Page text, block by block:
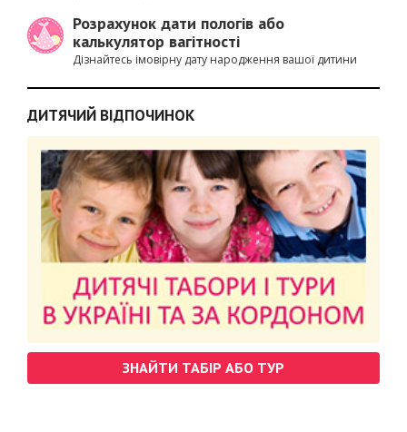
Розрахунок дати пологів або
калькулятор вагітності
Дізнайтесь імовірну дату народження вашої дитини
ДИТЯЧИЙ ВІДПОЧИНОК
ЗНАЙТИ ТАБІР АБО ТУР